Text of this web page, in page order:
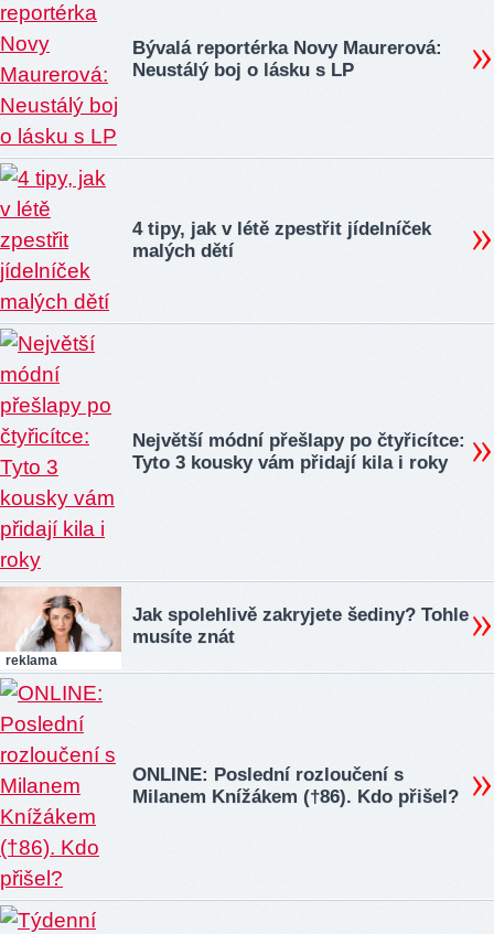
Bývalá reportérka Novy Maurerová:
Neustálý boj o lásku s LP
4 tipy, jak v létě zpestřit jídelníček
malých dětí
Největší módní přešlapy po čtyřicítce:
Tyto 3 kousky vám přidají kila i roky
reklama
Jak spolehlivě zakryjete šediny? Tohle
musíte znát
ONLINE: Poslední rozloučení s
Milanem Knížákem (†86). Kdo přišel?